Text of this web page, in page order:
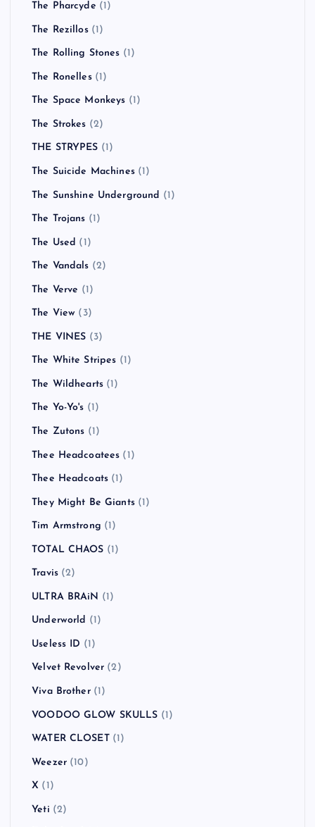
The Pharcyde (1)
The Rezillos(1)
The Rolling Stones (1)
The Ronelles(1)
The Space Monkeys (1)
The Strokes (2)
THE STRYPES (1)
The Suicide Machines(1)
The Sunshine Underground (1)
The Trojans (1)
The Used (1)
The Vandals (2)
The Verve (1)
The View (3)
THE VINES (3)
The White Stripes (1)
The Wildhearts (1)
The Yo-Yo's (1)
The Zutons (1)
Thee Headcoatees (1)
Thee Headcoats (1)
They Might Be Giants(1)
Tim Armstrong (1)
TOTAL CHAOS (1)
Travis(2)
ULTRA BRAiN (1)
Underworld (1)
Useless ID (1)
Velvet Revolver (2)
Viva Brother(1)
VOODOO GLOW SKULLS (1)
WATER CLOSET(1)
Weezer(10)
X (1)
Yeti (2)